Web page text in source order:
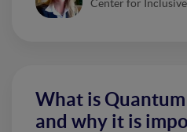
Center for
What is
and why it is